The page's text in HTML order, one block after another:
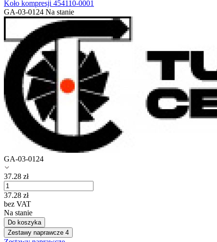
Koło kompresji 454110-0001
GA-03-0124 Na stanie
GA-03-0124
37.28 zł
37.28 zł
bez VAT
Na stanie
Do koszyka
Zestawy naprawcze 4